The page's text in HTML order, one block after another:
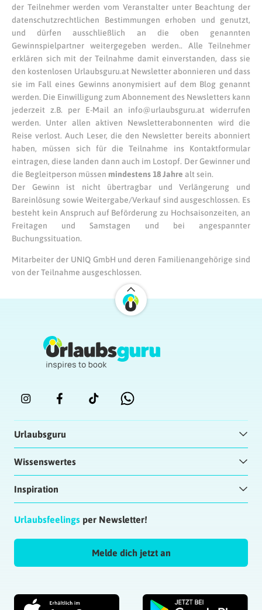
der Teilnehmer werden vom Veranstalter unter Beachtung der
datenschutzrechtlichen Bestimmungen erhoben und genutzt,
und dürfen ausschließlich an die oben genannten
Gewinnspielpartner weitergegeben werden.. Alle Teilnehmer
erklären sich mit der Teilnahme damit einverstanden, dass sie
den kostenlosen Urlaubsguru.at Newsletter abonnieren und dass
sie im Fall eines Gewinns anonymisiert auf dem Blog genannt
werden. Die Einwilligung zum Abonnement des Newsletters kann
jederzeit z.B. per E-Mail an info@urlaubsguru.at widerrufen
werden. Unter allen aktiven Newsletterabonnenten wird die
Reise verlost. Auch Leser, die den Newsletter bereits abonniert
haben, müssen sich für die Teilnahme ins Kontaktformular
eintragen, diese landen dann auch im Lostopf. Der Gewinner und
die Begleitperson müssen mindestens 18 Jahre alt sein.
Der Gewinn ist nicht übertragbar und Verlängerung und
Bareinlösung sowie Weitergabe/Verkauf sind ausgeschlossen. Es
besteht kein Anspruch auf Beförderung zu Hochsaisonzeiten, an
Freitagen und Samstagen und bei angespannter
Buchungssituation.
Mitarbeiter der UNIQ GmbH und deren Familienangehörige sind
von der Teilnahme ausgeschlossen.
Urlaubsguru
Wissenswertes
Inspiration
Urlaubsfeelings per Newsletter!
Melde dich jetzt an